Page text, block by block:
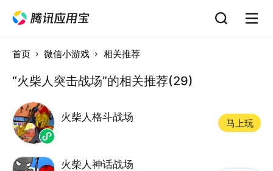
首页 微信小游戏 相关推荐
“火柴人突击战场”的相关推荐(29)
火柴人格斗战场
马上玩
火柴人神话战场